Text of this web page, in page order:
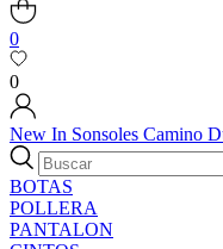
0
0
New In Sonsoles Camino
BOTAS
POLLERA
PANTALON